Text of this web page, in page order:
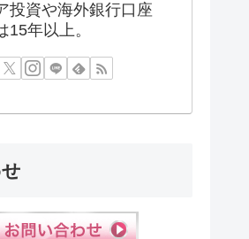
投資や海外銀行口座
15年以上。